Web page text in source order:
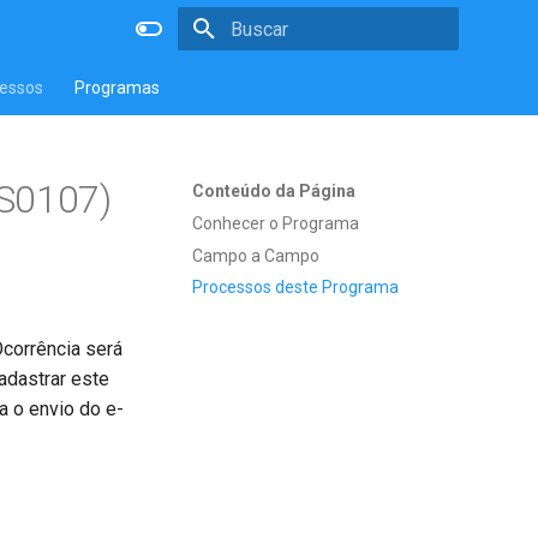
Programas
Conteúdo da Página
Conhecer o Programa
Campo a Campo
Processos deste Programa
será
este
o envio do e-